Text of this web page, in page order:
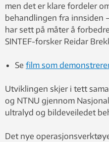
men det er klare fordeler
behandlingen fra innsiden
har sett på måter å
SINTEF-forsker Reidar
Se film som
Utviklingen skjer i tett
og NTNU gjennom
ultralyd og bildeveiledet
Det nye